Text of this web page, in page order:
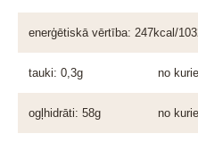
enerģētiskā vērtība: 247kcal/
tauki: 0,3g no
ogļhidrāti: 58g no